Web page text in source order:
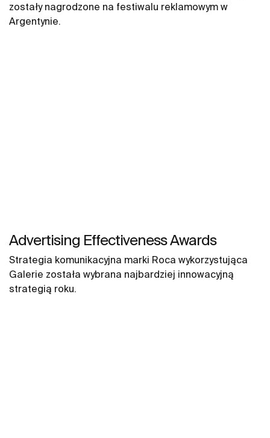
zostały nagrodzone na festiwalu reklamowym w
Argentynie.
Advertising Effectiveness Awards
Strategia komunikacyjna marki Roca wykorzystująca
Galerie została wybrana najbardziej innowacyjną
strategią roku.